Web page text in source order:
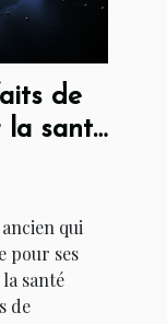
de
la santé
qui
pour ses
santé
de